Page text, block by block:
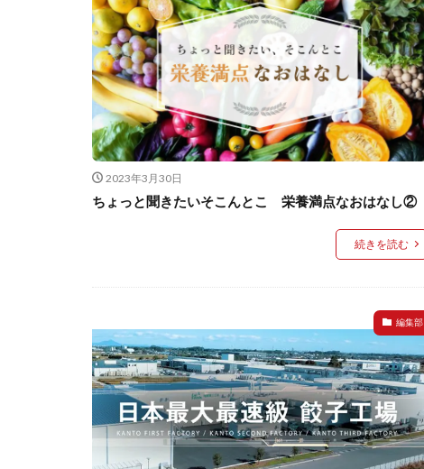
2023年3月30日
ちょっと聞きたいそこんとこ 栄養満点なおはなし②
続きを読む
編集部